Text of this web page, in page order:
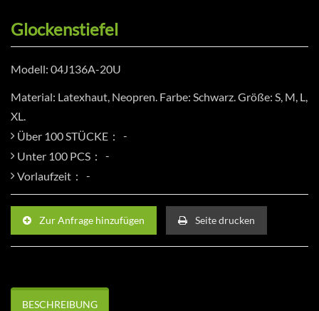
Glockenstiefel
Modell: 04J136A-20U
Material: Latexhaut, Neopren. Farbe: Schwarz. Größe: S, M, L,
XL.
Über 100 STÜCKE：
Unter 100 PCS：
Vorlaufzeit：
Zur Anfrage hinzufügen Seite drucken
BESCHREIBUNG